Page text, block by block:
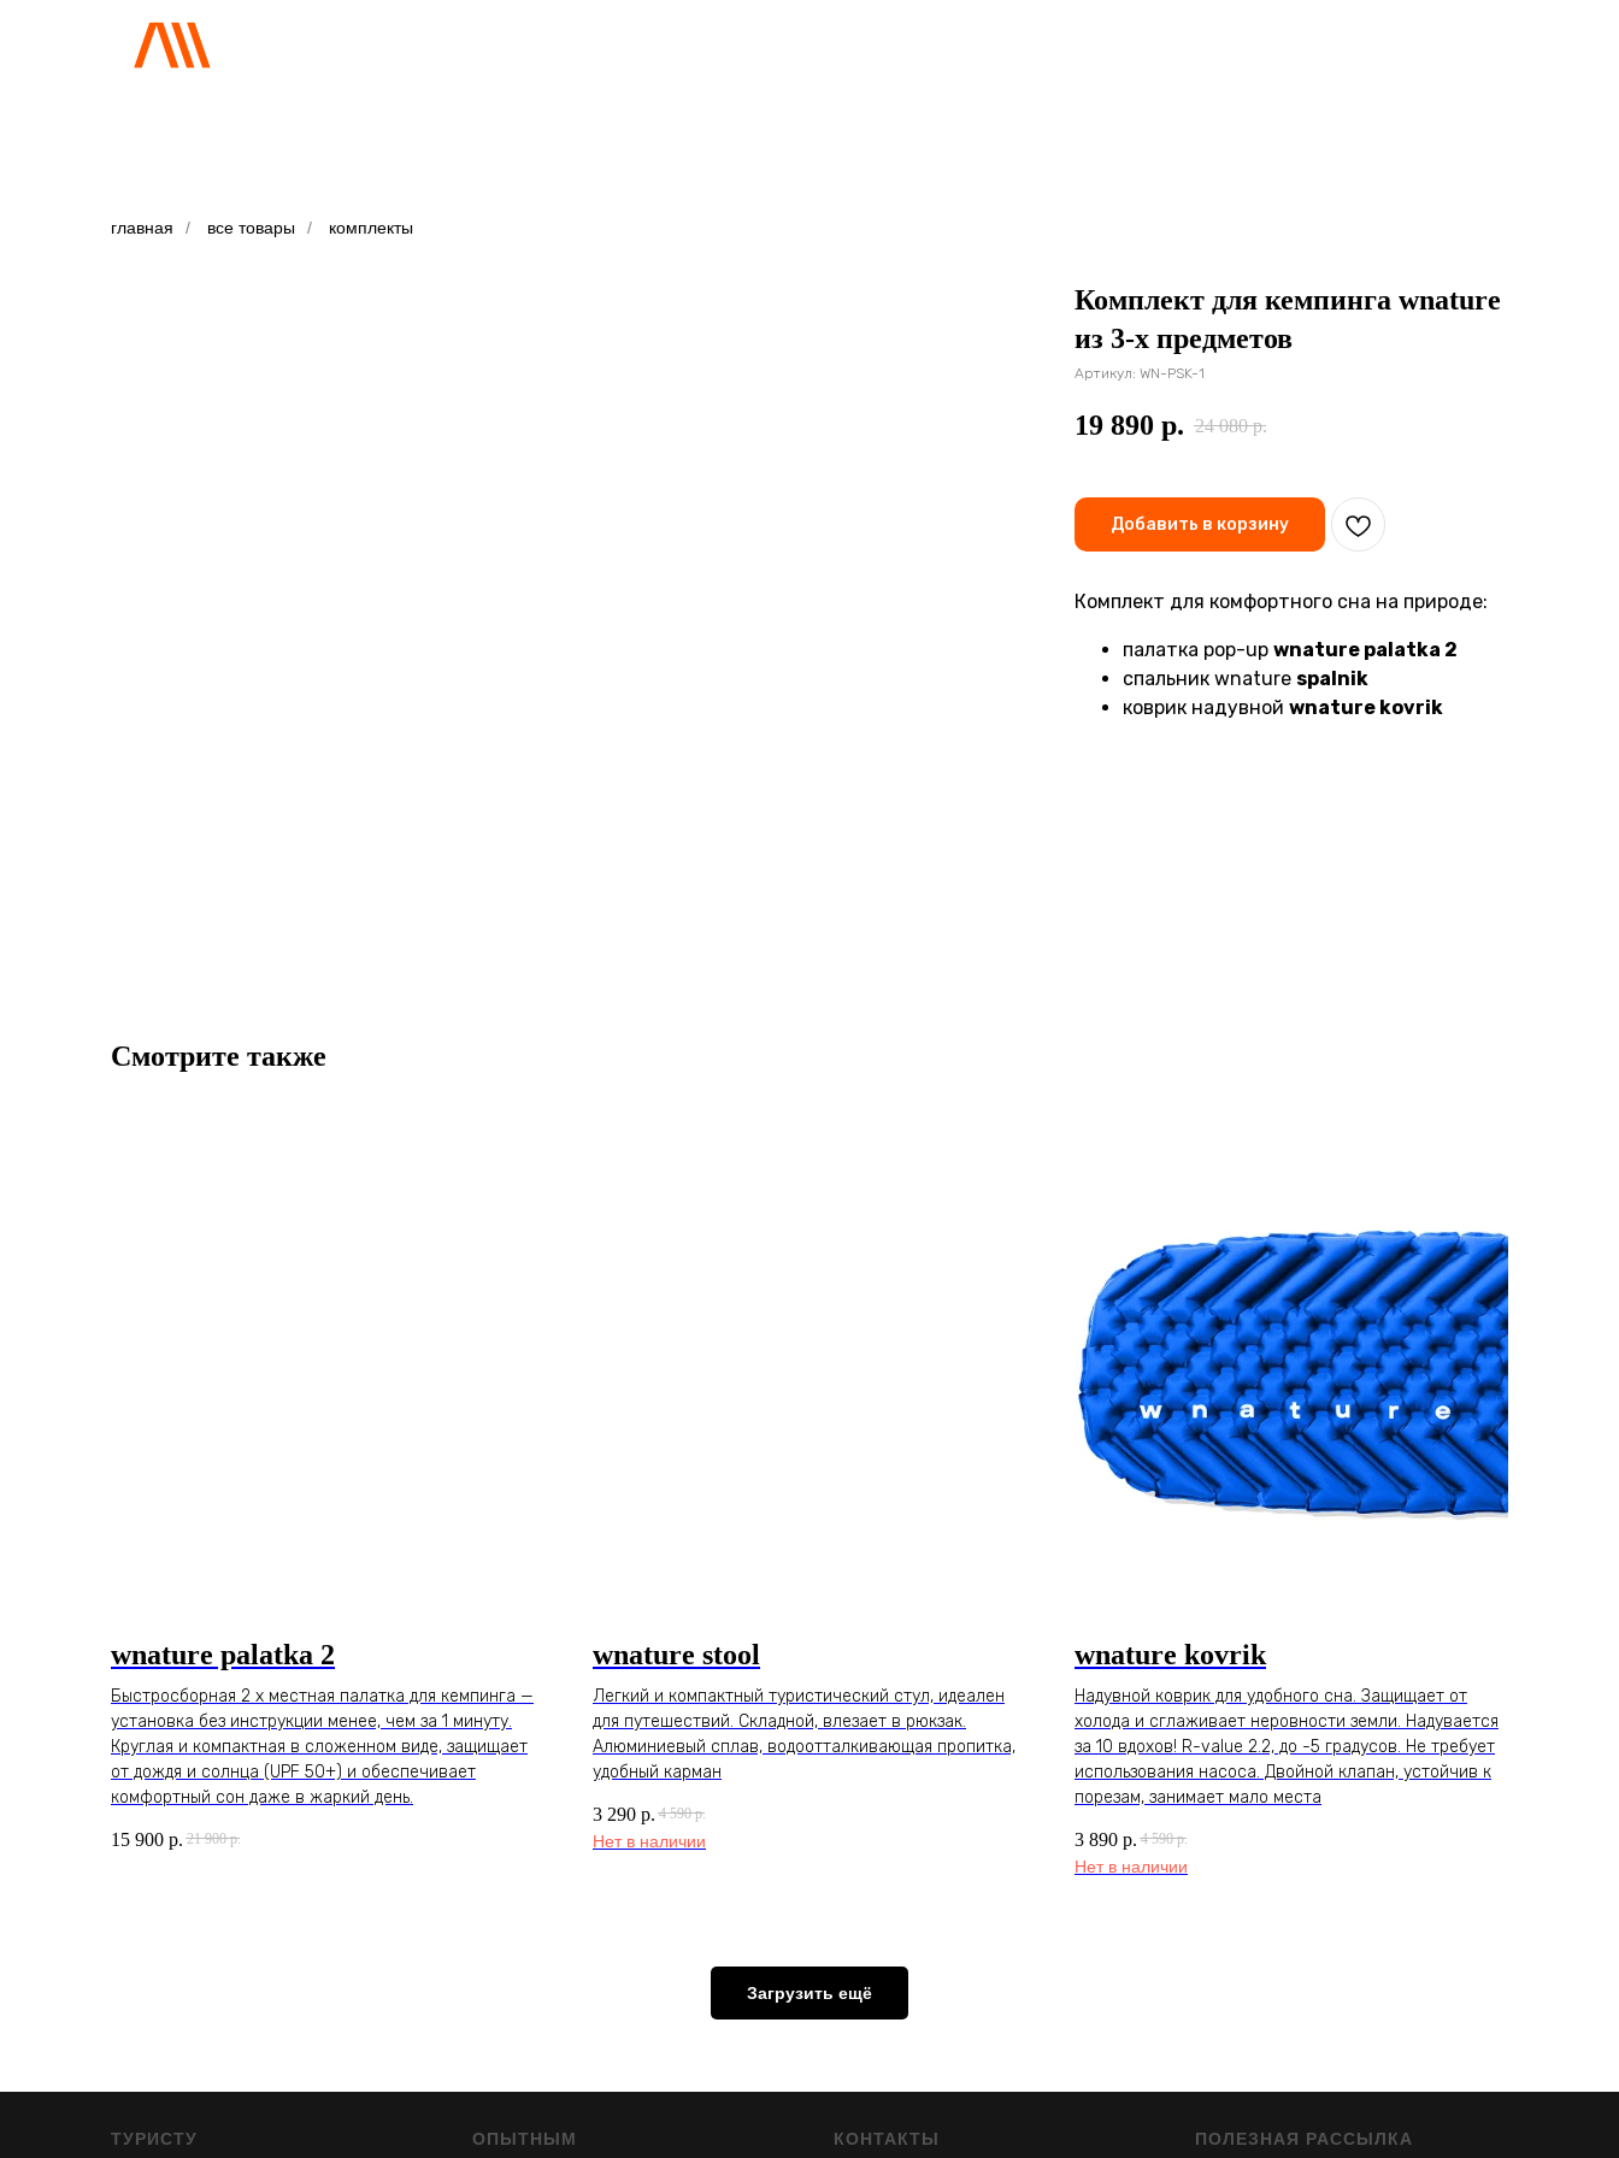
главная / все товары / комплекты
Комплект для кемпинга wnature
из 3-х предметов
Артикул: WN-PSK-1
19 890 р. 24 080 р.
Добавить в корзину
Комплект для комфортного сна на природе:
палатка pop-up wnature palatka 2
спальник wnature spalnik
коврик надувной wnature kovrik
Смотрите также
wnature palatka 2
Быстросборная 2 х местная палатка для кемпинга —
установка без инструкции менее, чем за 1 минуту.
Круглая и компактная в сложенном виде, защищает
от дождя и солнца (UPF 50+) и обеспечивает
комфортный сон даже в жаркий день.
15 900 р. 21 900 р.
wnature stool
Легкий и компактный туристический стул, идеален
для путешествий. Складной, влезает в рюкзак.
Алюминиевый сплав, водоотталкивающая пропитка,
удобный карман
3 290 р. 4 590 р.
Нет в наличии
wnature kovrik
Надувной коврик для удобного сна. Защищает от
холода и сглаживает неровности земли. Надувается
за 10 вдохов! R-value 2.2, до -5 градусов. Не требует
использования насоса. Двойной клапан, устойчив к
порезам, занимает мало места
3 890 р. 4 590 р.
Нет в наличии
Загрузить ещё
ТУРИСТУ ОПЫТНЫМ КОНТАКТЫ ПОЛЕЗНАЯ РАССЫЛКА